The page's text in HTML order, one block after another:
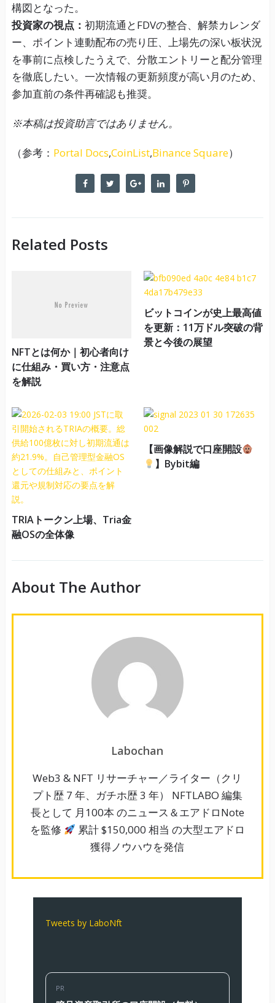
構図となった。
投資家の視点： 初期流通とFDVの整合、解禁カレンダ
ー、ポイント連動配布の売り圧、上場先の深い板状況
を事前に点検したうえで、分散エントリーと配分管理
を徹底したい。一次情報の更新頻度が高い月のため、
参加直前の条件再確認も推奨。
※本稿は投資助言ではありません。
（参考： Portal Docs,CoinList,Binance Square）
Related Posts
NFTとは何か｜初心者向け
に仕組み・買い方・注意点
を解説
ビットコインが史上最高値
を更新：11万ドル突破の背
景と今後の展望
TRIAトークン上場、Tria金
融OSの全体像
【画像解説で口座開設
】Bybit編
About The Author
Labochan
Web3 & NFT リサーチャー／ライター（クリ
プト歴 7 年、ガチホ歴 3 年） NFTLABO 編集
長として 月100本 のニュース＆エアドロNote
を監修
累計 $150,000 相当 の大型エアドロ
獲得ノウハウを発信
Tweets by LaboNft
PR